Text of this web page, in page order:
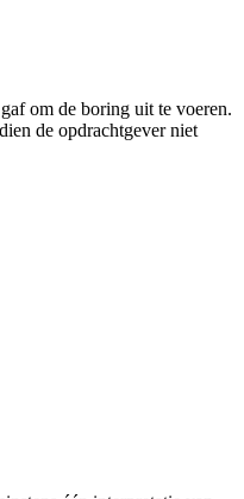
om de boring uit te voeren.
de opdrachtgever niet